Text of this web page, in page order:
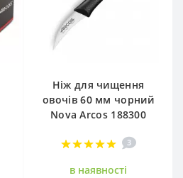
Ніж для чищення
овочів 60 мм чорний
Nova Arcos 188300
3
в наявностi